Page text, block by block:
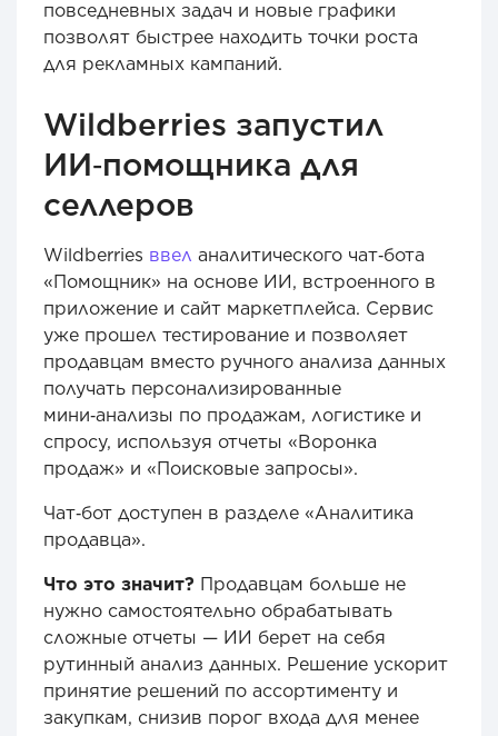
повседневных задач и новые графики
позволят быстрее находить точки роста
для рекламных кампаний.
Wildberries запустил
ИИ‑помощника для
селлеров
Wildberries ввел аналитического чат‑бота
«Помощник» на основе ИИ, встроенного в
приложение и сайт маркетплейса. Сервис
уже прошел тестирование и позволяет
продавцам вместо ручного анализа данных
получать персонализированные
мини‑анализы по продажам, логистике и
спросу, используя отчеты «Воронка
продаж» и «Поисковые запросы».
Чат‑бот доступен в разделе «Аналитика
продавца».
Что это значит? Продавцам больше не
нужно самостоятельно обрабатывать
сложные отчеты — ИИ берет на себя
рутинный анализ данных. Решение ускорит
принятие решений по ассортименту и
закупкам, снизив порог входа для менее